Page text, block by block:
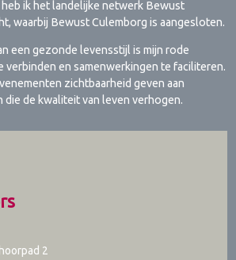
ik het landelijke netwerk Bewust
waarbij Bewust Culemborg is aangesloten.
een gezonde levensstijl is mijn rode
verbinden en samenwerkingen te faciliteren.
zichtbaarheid geven aan
de kwaliteit van leven verhogen.
2